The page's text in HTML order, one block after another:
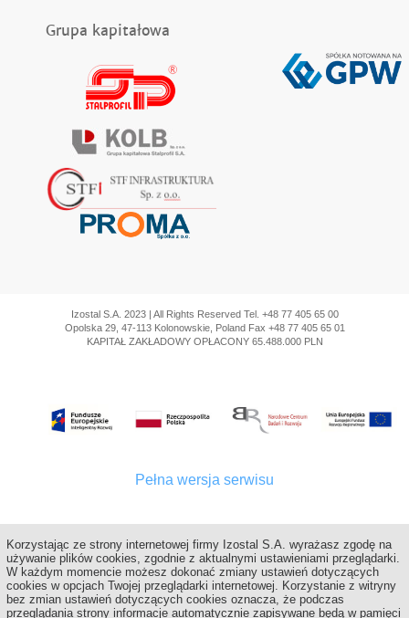
Grupa kapitałowa
Izostal S.A. 2023 | All Rights Reserved Tel. +48 77 405 65 00
Opolska 29, 47-113 Kolonowskie, Poland Fax +48 77 405 65 01
KAPITAŁ ZAKŁADOWY OPŁACONY 65.488.000 PLN
Pełna wersja serwisu
Korzystając ze strony internetowej firmy Izostal S.A. wyrażasz zgodę na
używanie plików cookies, zgodnie z aktualnymi ustawieniami przeglądarki.
W każdym momencie możesz dokonać zmiany ustawień dotyczących
cookies w opcjach Twojej przeglądarki internetowej. Korzystanie z witryny
bez zmian ustawień dotyczących cookies oznacza, że podczas
przeglądania strony informacje automatycznie zapisywane będą w pamięci